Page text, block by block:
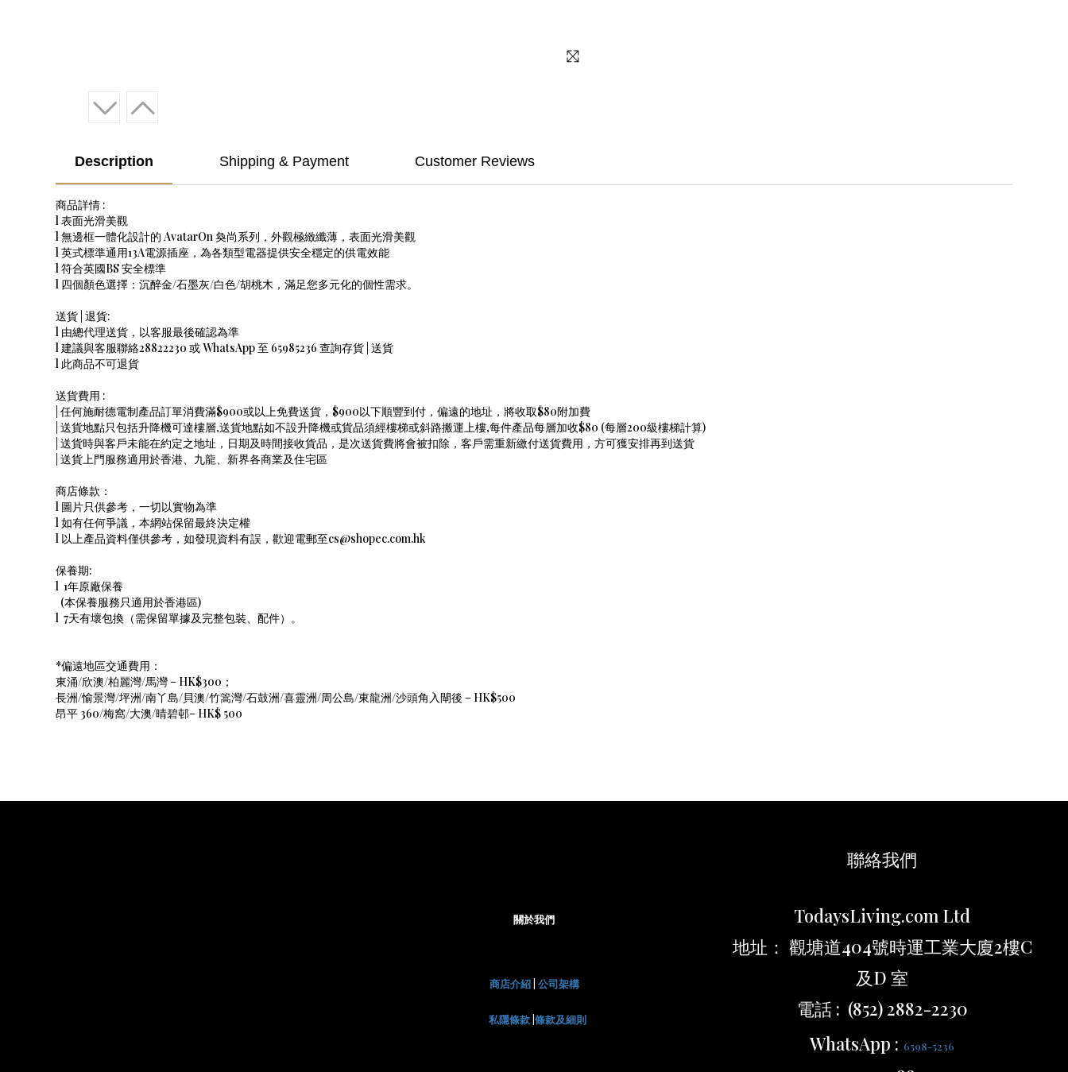
Description Shipping & Payment Customer Reviews
商品詳情 :
l 表面光滑美觀
l 無邊框一體化設計的 AvatarOn 奐尚系列，外觀極緻纖薄，表面光滑美觀
l 英式標準通用13A電源插座，為各類型電器提供安全穩定的供電效能
l 符合英國BS 安全標準
l 四個顏色選擇：沉醉金/石墨灰/白色/胡桃木，滿足您多元化的個性需求。
送貨 | 退貨:
l 由總代理送貨，以客服最後確認為準
l 建議與客服聯絡28822230 或 WhatsApp 至 65985236 查詢存貨 | 送貨
l 此商品不可退貨
送貨費用 :
| 任何施耐德電制產品訂單消費滿$900或以上免費送貨，$900以下順豐到付，偏遠的地址，將收取$80附加費
| 送貨地點只包括升降機可達樓層,送貨地點如不設升降機或貨品須經樓梯或斜路搬運上樓,每件產品每層加收$80 (每層200級樓梯計算)
| 送貨時與客戶未能在約定之地址，日期及時間接收貨品，是次送貨費將會被扣除，客戶需重新繳付送貨費用，方可獲安排再到送貨
| 送貨上門服務適用於香港、九龍、新界各商業及住宅區
商店條款：
l 圖片只供參考，一切以實物為準
l 如有任何爭議，本網站保留最終決定權
l 以上產品資料僅供參考，如發現資料有誤，歡迎電郵至cs@shopec.com.hk
保養期:
l 1年原廠保養
(本保養服務只適用於香港區)
l 7天有壞包換（需保留單據及完整包裝、配件）。
*偏遠地區交通費用：
東涌/欣澳/柏麗灣/馬灣 – HK$300；
長洲/愉景灣/坪洲/南丫島/貝澳/竹篙灣/石鼓洲/喜靈洲/周公島/東龍洲/沙頭角入閘後 – HK$500
昂平 360/梅窩/大澳/晴碧邨– HK$ 500
關於我們
商店介紹| 公司架構
私隱條款 條款及細則
聯絡我們
TodaysLiving.com Ltd
地址： 觀塘道404號時運工業大廈2樓C
及D 室
電話 : (852) 2882-2230
WhatsApp : 6598-5236